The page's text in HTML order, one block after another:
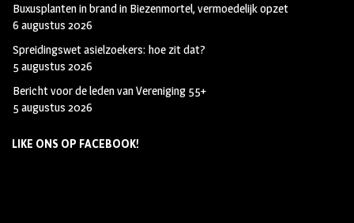
Buxusplanten in brand in Biezenmortel, vermoedelijk opzet
6 augustus 2026
Spreidingswet asielzoekers: hoe zit dat?
5 augustus 2026
Bericht voor de leden van Vereniging 55+
5 augustus 2026
LIKE ONS OP FACEBOOK!